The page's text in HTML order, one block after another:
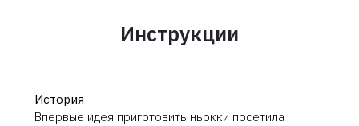
Инструкции
История
Впервые идея приготовить ньокки посетила